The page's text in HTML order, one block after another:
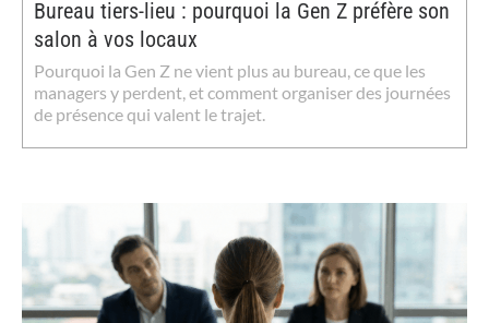
Bureau tiers-lieu : pourquoi la Gen Z préfère son
salon à vos locaux
Pourquoi la Gen Z ne vient plus au bureau, ce que les
managers y perdent, et comment organiser des journées
de présence qui valent le trajet.